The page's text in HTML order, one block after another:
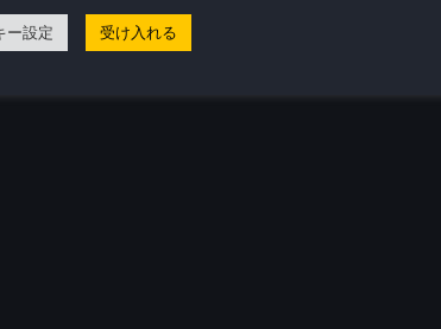
ー設定 受け入れる